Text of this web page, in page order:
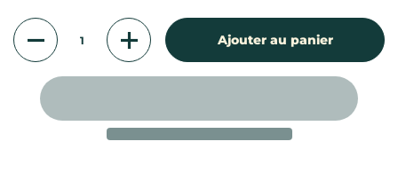
Quantité
Ajouter au panier